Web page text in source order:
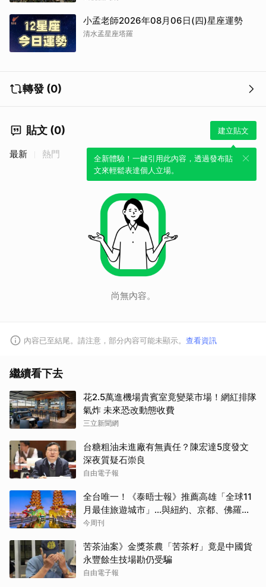
小孟老師2026年08月06日(四)星座運勢
清水孟星座塔羅
轉發 (0)
貼文 (0) 建立貼文
全新體驗！一鍵引用此內容，透過發布貼
文來輕鬆表達個人立場。
最新 熱門
尚無內容。
內容已至結尾。請注意，部分內容可能未顯示。 查看資訊
繼續看下去
花2.5萬進機場貴賓室竟變菜市場！網紅排隊
氣炸 未來恐改動態收費
三立新聞網
台糖粗油未進廠有無責任？陳宏達5度發文
深夜質疑石崇良
自由電子報
全台唯一！《泰晤士報》推薦高雄「全球11
月最佳旅遊城市」…與紐約、京都、佛羅倫
斯共同入榜，理由曝光
今周刊
苦茶油案》金獎茶農「苦茶籽」竟是中國貨
永豐餘生技場勘仍受騙
自由電子報